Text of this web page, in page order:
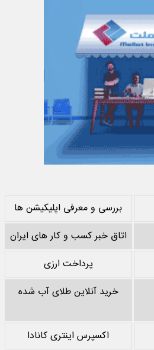
بررسی و معرفی اپلیکیشن ها
اتاق خبر کسب و کار های ایران
پرداخت ارزی
خرید آنلاین طلای آب شده
اکسپرس اینتری کانادا